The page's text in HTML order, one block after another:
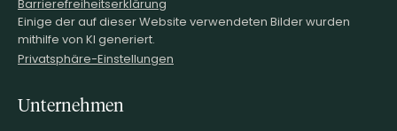
Einige der auf dieser Website verwendeten Bilder wurden
mithilfe von KI generiert.
Privatsphäre-Einstellungen
Unternehmen